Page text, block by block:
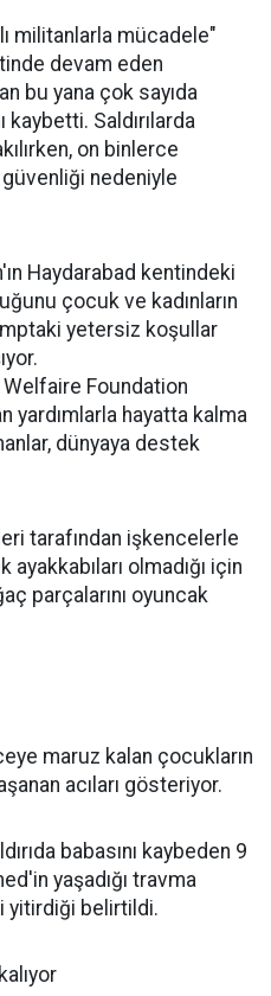
militanlarla mücadele"
devam eden
bu yana çok sayıda
kaybetti. Saldırılarda
on binlerce
nedeniyle
Haydarabad kentindeki
çocuk ve kadınların
yetersiz koşullar
Foundation
yardımlarla hayatta kalma
dünyaya destek
tarafından işkencelerle
olmadığı için
parçalarını oyuncak
maruz kalan çocukların
acıları gösteriyor.
babasını kaybeden 9
yaşadığı travma
yitirdiği belirtildi.